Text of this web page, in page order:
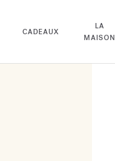
CADEAUX
LA
MAISON